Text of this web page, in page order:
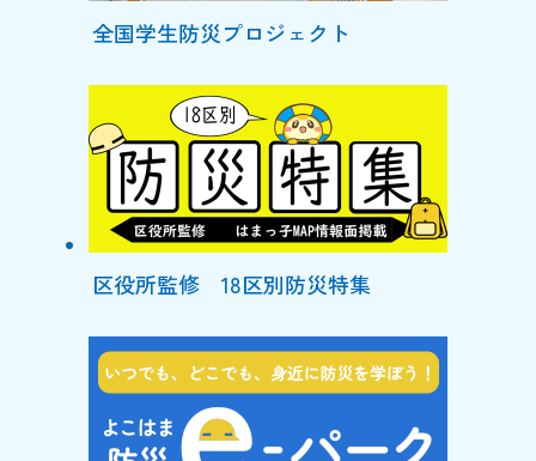
全国学生防災プロジェクト
区役所監修 18区別防災特集